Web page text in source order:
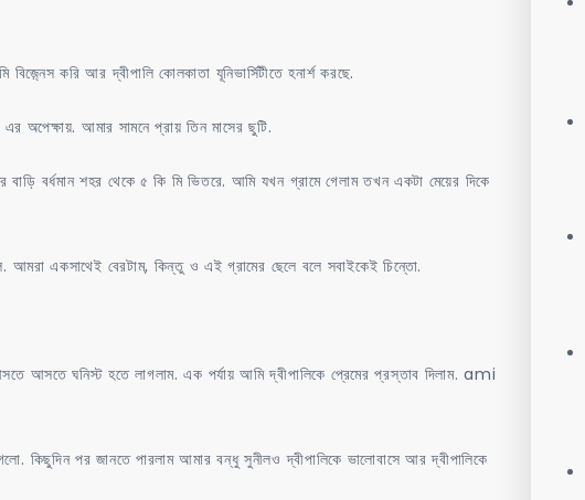
করি আর দ্বীপালি কোলকাতা যূনিভার্সিটীতে হনার্শ করছে.
অপেক্ষায়. আমার সামনে প্রায় তিন মাসের ছুটি.
বর্ধমান শহর থেকে ৫ কি মি ভিতরে. আমি যখন গ্রামে গেলাম তখন একটা মেয়ের দিকে
আমরা একসাথেই বেরটাম, কিন্তু ও এই গ্রামের ছেলে বলে সবাইকেই চিন্তো.
আসতে ঘনিস্ট হতে লাগলাম. এক পর্যায় আমি দ্বীপালিকে প্রেমের প্রস্তাব দিলাম. ami
কিছুদিন পর জানতে পারলাম আমার বন্ধু সুনীলও দ্বীপালিকে ভালোবাসে আর দ্বীপালিকে